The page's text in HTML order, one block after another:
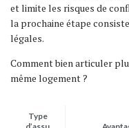
et limite les risques de
la prochaine étape
légales.
Comment bien articuler
même logement ?
Type